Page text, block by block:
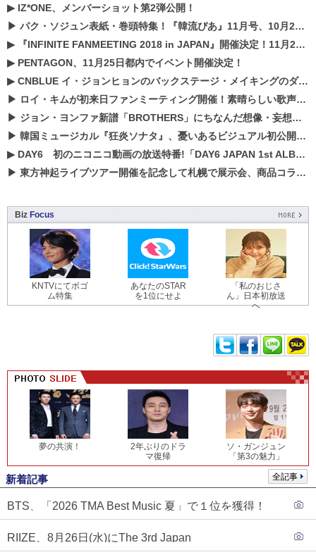
▶ IZ*ONE、メンバーショット第2弾公開！
▶ パク・ソジュン表紙・巻頭特集！『韓流ぴあ』11月号、10月22日（月）発売！
▶
『INFINITE FANMEETING 2018 in JAPAN』開催決定！11月21、22日にパシフィコ横浜にて実施
▶ PENTAGON、11月25日都内でイベント開催決定！
▶CNBLUE イ・ジョンヒョンのバックステージ・メイキングのダイジェスト映像が公開！
▶ ロイ・キムが初来日ファンミーティング開催！素晴らしい歌声に癒される贅沢な時間
▶ ジョン・ヨンファ新譜「BROTHERS」にちなんだ想像・妄想企画がスタート！
▶ 韓国ミュージカル『狂炎ソナタ』、憂いある​ビジュアル初公開!! 主役リョウク、SHIN、KENらのコメントが到着！
▶ DAY6 初のニコニコ動画の放送特番!「DAY6 JAPAN 1st ALBUM「UNLOCK」発売記念 ライブ@ニコ生」を配信決定!
▶ 東方神起ライブツアー開催を記念して札幌で展示会、商品コラボが実現！！
Biz Focus
KNTVにてボゴ
ム特集
あなたのSTAR
を1位にせよ
「私のおじさ
ん」日本初放送
へ
夢の共演！
2年ぶりのドラ
マ復帰
ソ・ガンジュン
「第3の魅力」
全記事
新着記事
BTS、「2026 TMA Best Music 夏」で１位を獲得！
RIIZE、8月26日(水)にThe 3rd Japan